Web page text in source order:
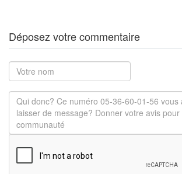
Déposez votre commentaire